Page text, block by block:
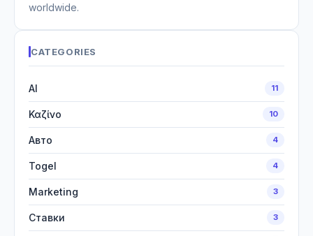
worldwide.
CATEGORIES
AI 11
Καζίνο 10
Авто 4
Togel 4
Marketing 3
Ставки 3